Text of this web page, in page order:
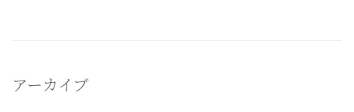
アーカイブ